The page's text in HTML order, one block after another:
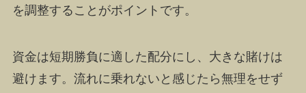
を調整することがポイントです。
資金は短期勝負に適した配分にし、大きな賭けは
避けます。流れに乗れないと感じたら無理をせず